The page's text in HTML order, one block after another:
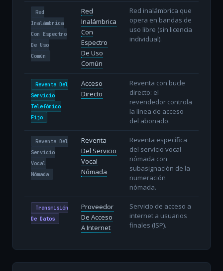
Red
Inalámbrica
Con Espectro
De Uso
Común
Red
Inalámbrica
Con
Espectro
De Uso
Común
Red inalámbrica que
opera en bandas de
uso libre (sin licencia
individual).
Reventa Del
Servicio
Telefónico
Fijo
Acceso
Directo
Reventa con bucle
directo: el
revendedor controla
la línea de acceso
del abonado.
Reventa Del
Servicio
Vocal
Nómada
Reventa
Del Servicio
Vocal
Nómada
Reventa específica
del servicio vocal
nómada con
subasignación de la
numeración
nómada.
Transmisión
De Datos
Proveedor
De Acceso
A Internet
Servicio de acceso a
internet a usuarios
finales (ISP).